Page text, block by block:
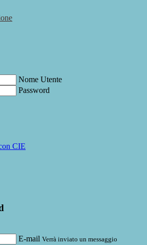
Nome Utente
Password
CIE
E-mail Verrà inviato un messaggio